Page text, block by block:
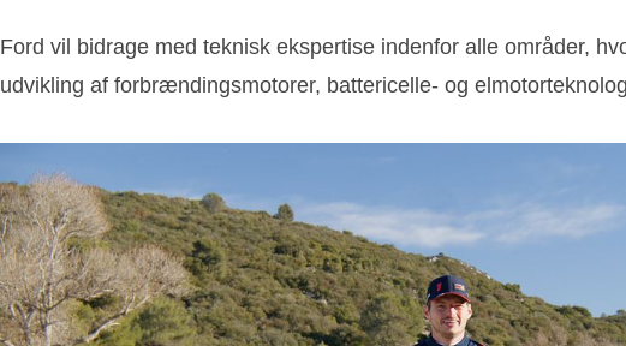
Ford vil bidrage med teknisk ekspertise indenfor alle områder,
udvikling af forbrændingsmotorer, battericelle- og